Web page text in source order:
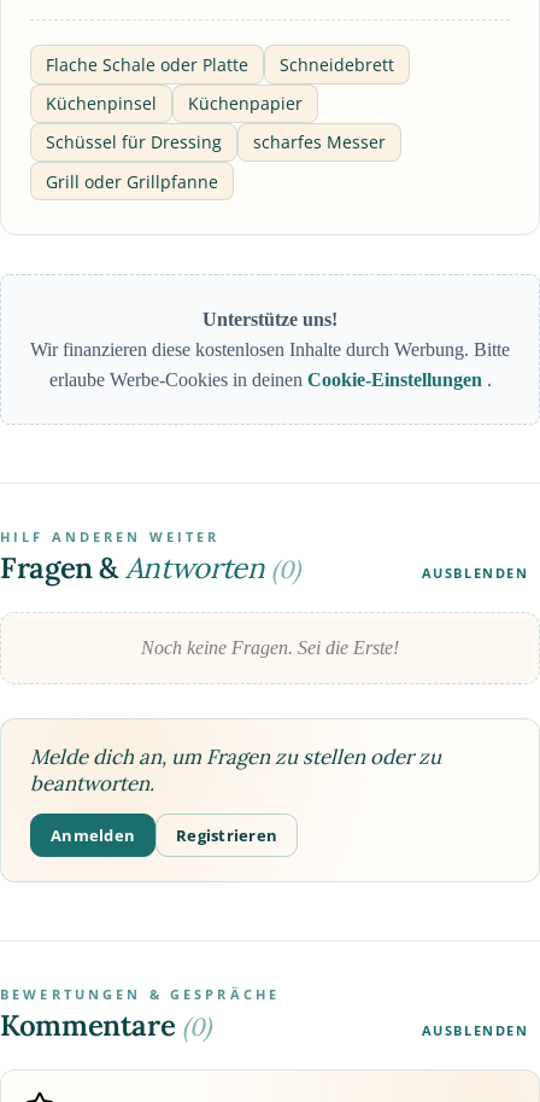
Flache Schale oder Platte
Schneidebrett
Küchenpinsel
Küchenpapier
Schüssel für Dressing
scharfes Messer
Grill oder Grillpfanne
Unterstütze uns!
Wir finanzieren diese kostenlosen Inhalte durch Werbung. Bitte
erlaube Werbe-Cookies in deinen Cookie-Einstellungen .
HILF ANDEREN WEITER
Fragen &Antworten (0) AUSBLENDEN
Noch keine Fragen. Sei die Erste!
Melde dich an, um Fragen zu stellen oder zu
beantworten.
Anmelden Registrieren
BEWERTUNGEN & GESPRÄCHE
Kommentare (0) AUSBLENDEN